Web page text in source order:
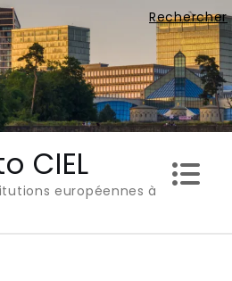
Rechercher
CIEL
européennes à